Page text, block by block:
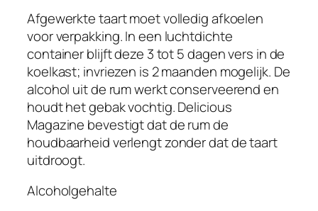
Afgewerkte taart moet volledig afkoelen
voor verpakking. In een luchtdichte
container blijft deze 3 tot 5 dagen vers in de
koelkast; invriezen is 2 maanden mogelijk. De
alcohol uit de rum werkt conserveerend en
houdt het gebak vochtig. Delicious
Magazine bevestigt dat de rum de
houdbaarheid verlengt zonder dat de taart
uitdroogt.
Alcoholgehalte